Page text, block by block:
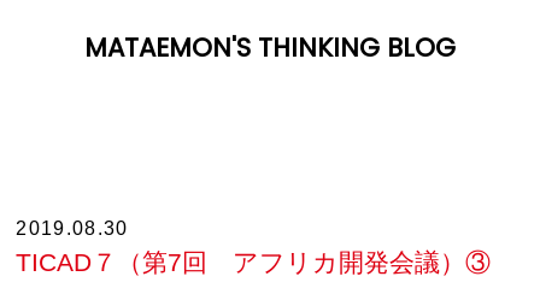
MATAEMON'S THINKING BLOG
2019.08.30
TICAD７（第7回 アフリカ開発会議）③